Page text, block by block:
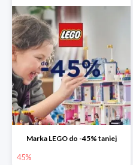
Marka LEGO do -45% taniej
45%